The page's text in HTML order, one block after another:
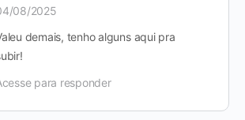
08/2025
demais, tenho alguns aqui pra
para responder